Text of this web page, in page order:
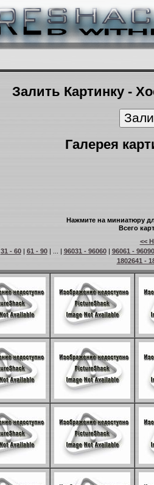
Залить Картинку -
Галерея
Нажмите на миниатюру
Всего
<<
31 - 60| 61 - 90| ... | 96031 - 96060| 96061 - 96090
1802641 -